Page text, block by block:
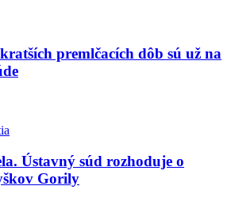
premlčacích dôb sú už na
Ústavný súd rozhoduje o
Gorily